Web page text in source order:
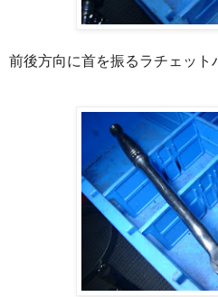
前後方向に首を振るラチェット